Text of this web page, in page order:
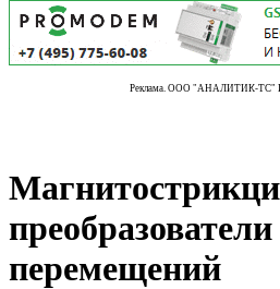
Реклама. ООО "АНАЛИТИК-ТС"
перемещений